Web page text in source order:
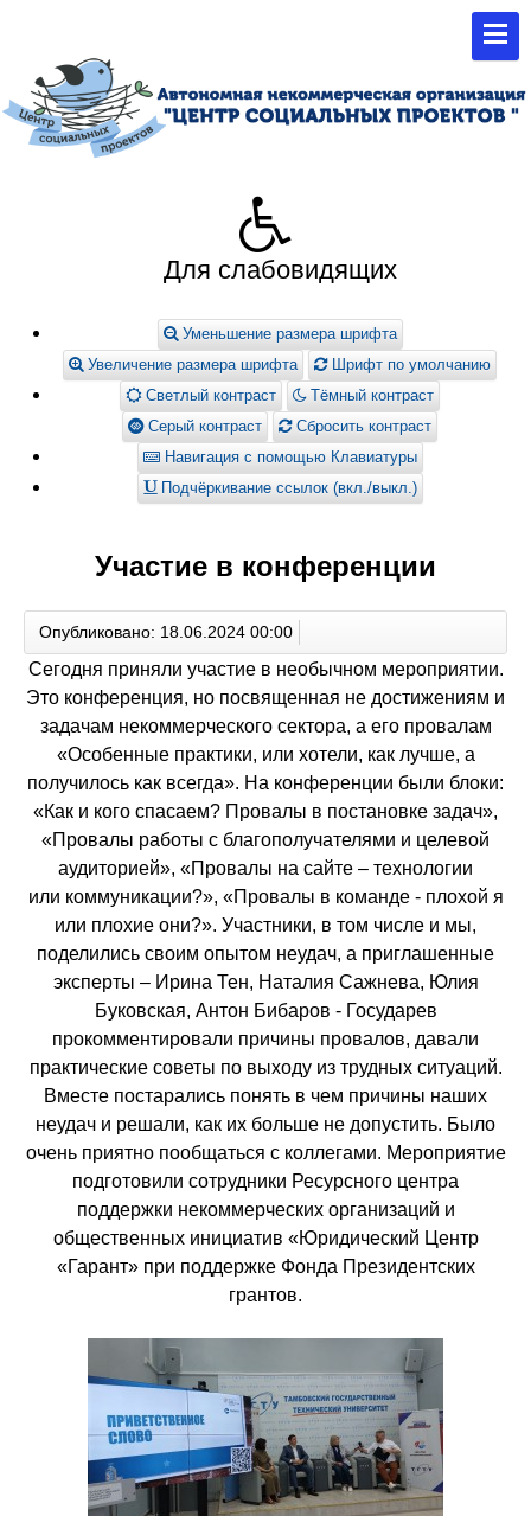
Для слабовидящих
Уменьшение размера шрифта
Увеличение размера шрифта
Шрифт по умолчанию
Светлый контраст
Тёмный контраст
Серый контраст
Сбросить контраст
Навигация с помощью Клавиатуры
Подчёркивание ссылок (вкл./выкл.)
Участие в конференции
Опубликовано: 18.06.2024 00:00
Сегодня приняли участие в необычном мероприятии.
Это конференция, но посвященная не достижениям и
задачам некоммерческого сектора, а его провалам
«Особенные практики, или хотели, как лучше, а
получилось как всегда». На конференции были блоки:
«Как и кого спасаем? Провалы в постановке задач»,
«Провалы работы с благополучателями и целевой
аудиторией», «Провалы на сайте – технологии
или коммуникации?», «Провалы в команде - плохой я
или плохие они?». Участники, в том числе и мы,
поделились своим опытом неудач, а приглашенные
эксперты – Ирина Тен, Наталия Сажнева, Юлия
Буковская, Антон Бибаров - Государев
прокомментировали причины провалов, давали
практические советы по выходу из трудных ситуаций.
Вместе постарались понять в чем причины наших
неудач и решали, как их больше не допустить. Было
очень приятно пообщаться с коллегами. Мероприятие
подготовили сотрудники Ресурсного центра
поддержки некоммерческих организаций и
общественных инициатив «Юридический Центр
«Гарант» при поддержке Фонда Президентских
грантов.